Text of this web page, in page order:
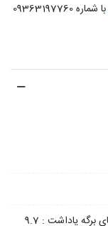
با شماره 09363197760
تا لبه جای برگه یاداشت : 9.7